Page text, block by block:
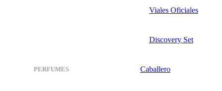
Viales Oficiales
Discovery Set
PERFUMES Caballero